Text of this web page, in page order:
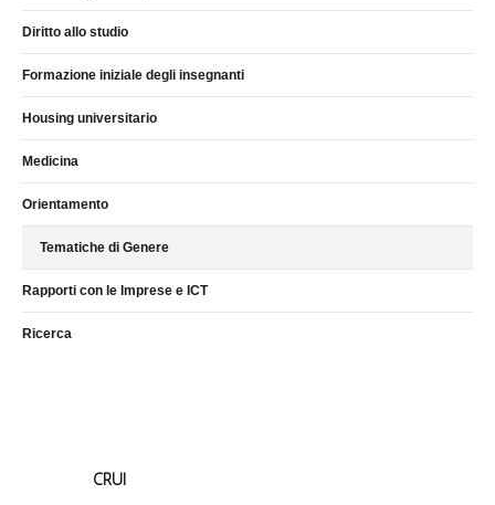
Diritto allo studio
Formazione iniziale degli insegnanti
Housing universitario
Medicina
Orientamento
Tematiche di Genere
Rapporti con le Imprese e ICT
Ricerca
CRUI